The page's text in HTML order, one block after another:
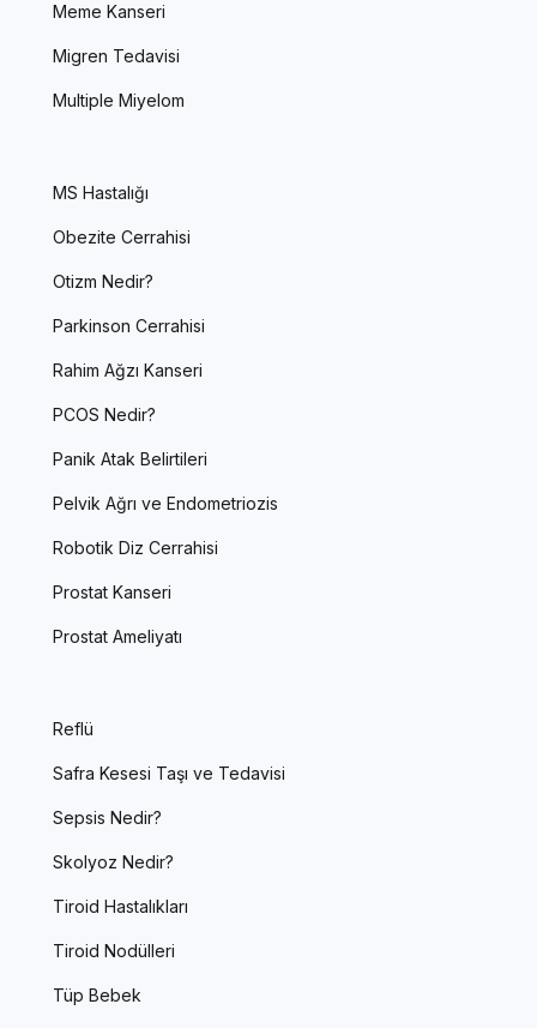
Meme Kanseri
Migren Tedavisi
Multiple Miyelom
MS Hastalığı
Obezite Cerrahisi
Otizm Nedir?
Parkinson Cerrahisi
Rahim Ağzı Kanseri
PCOS Nedir?
Panik Atak Belirtileri
Pelvik Ağrı ve Endometriozis
Robotik Diz Cerrahisi
Prostat Kanseri
Prostat Ameliyatı
Reflü
Safra Kesesi Taşı ve Tedavisi
Sepsis Nedir?
Skolyoz Nedir?
Tiroid Hastalıkları
Tiroid Nodülleri
Tüp Bebek